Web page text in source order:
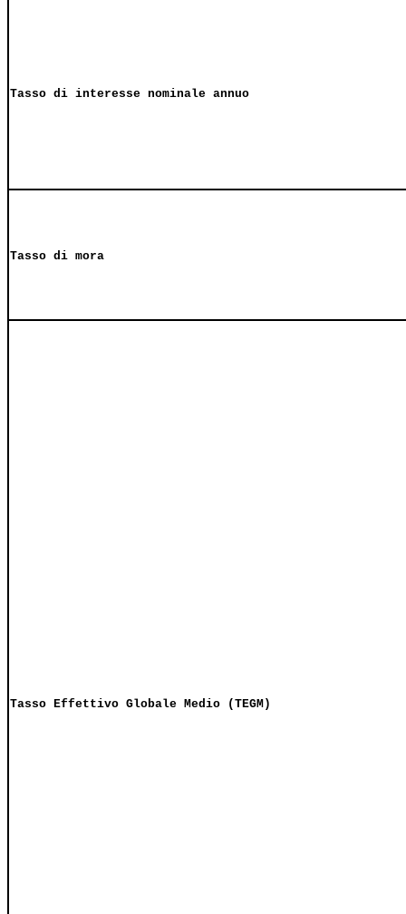
Tasso di interesse nominale annuo
Tasso di mora
Tasso Effettivo Globale Medio (TEGM)